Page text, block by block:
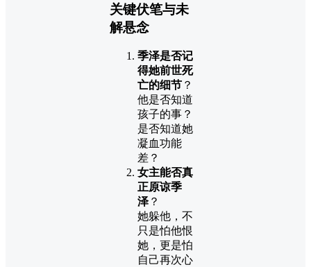
关键伏笔与未
解悬念
季泽是否记
得她前世死
亡的细节 ？
他是否知道
孩子的事？
是否知道她
凝血功能
差？
女主能否真
正原谅季
泽？
她躲他，不
只是怕他恨
她，更是怕
自己再次心